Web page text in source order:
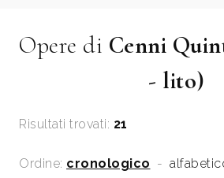
Opere di Cenni
- lito)
Risultati trovati: 21
Ordine: cronologico -